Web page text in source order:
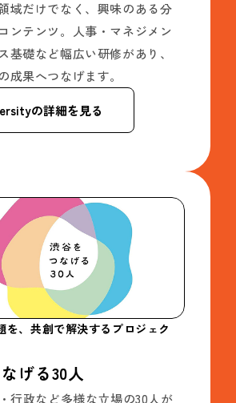
域だけでなく、興味のある分
ンテンツ。人事・マネジメン
基礎など幅広い研修があり、
成果へつなげます。
の詳細を見る
を、共創で解決するプロジェク
げる30人
行政など多様な立場の30人が